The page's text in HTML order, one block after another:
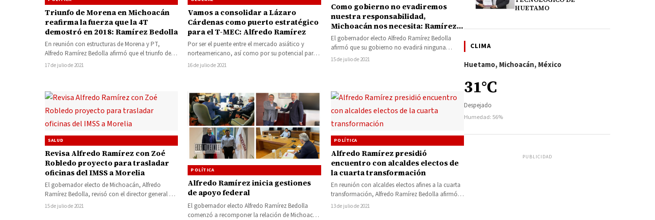
Triunfo de Morena en Michoacán
reafirma la fuerza que la 4T
demostró en 2018: Ramírez Bedolla
En reunión con estructuras de Morena y PT,
Alfredo Ramírez Bedolla afirmó que el triunfo de la
coalición Juntos Haremos…
17 de julio de 2021
Vamos a consolidar a Lázaro
Cárdenas como puerto estratégico
para el T-MEC: Alfredo Ramírez
Por ser el puente entre el mercado asiático y
norteamericano, así como por su potencial para
crecer, debemos consolidar al…
16 de julio de 2021
Como gobierno no evadiremos
nuestra responsabilidad,
Michoacán nos necesita: Ramírez
Bedolla
El gobernador electo Alfredo Ramírez Bedolla
afirmó que su gobierno no evadirá ninguna
responsabilidad, y adelantó que trabajará en
15 de julio de 2021
SALUD
Revisa Alfredo Ramírez con Zoé
Robledo proyecto para trasladar
oficinas del IMSS a Morelia
El gobernador electo de Michoacán, Alfredo
Ramírez Bedolla, revisó con el director general del
IMSS, Zoé Robledo Aburto, el proyecto…
15 de julio de 2021
POLÍTICA
Alfredo Ramírez inicia gestiones
de apoyo federal
El gobernador electo Alfredo Ramírez Bedolla
comenzó a recomponer la relación de Michoacán
POLÍTICA
Alfredo Ramírez presidió
encuentro con alcaldes electos de
la cuarta transformación
En reunión con alcaldes electos afines a la cuarta
transformación, Alfredo Ramírez Bedolla afirmó
que será un gobernador aliado de…
13 de julio de 2021
HUETAMO
CLIMA
Huetamo, Michoacán, México
31°C
Despejado
Humedad: 56%
PUBLICIDAD